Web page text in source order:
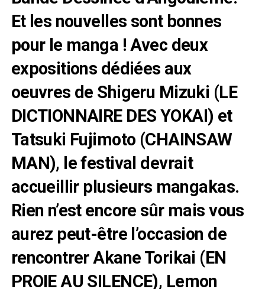
Et les nouvelles sont bonnes
pour le manga ! Avec deux
expositions dédiées aux
oeuvres de Shigeru Mizuki (LE
DICTIONNAIRE DES YOKAI) et
Tatsuki Fujimoto (CHAINSAW
MAN), le festival devrait
accueillir plusieurs mangakas.
Rien n’est encore sûr mais vous
aurez peut-être l’occasion de
rencontrer Akane Torikai (EN
PROIE AU SILENCE), Lemon